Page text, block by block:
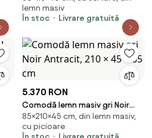
masiv pin
lemn masiv
În stoc
Livrare gratuită
5.370 RON
Comodă lemn masiv gri Noir
Antracit, 210 × 45 × 85 cm
85×210×45 cm, din lemn masiv,
cu picioare